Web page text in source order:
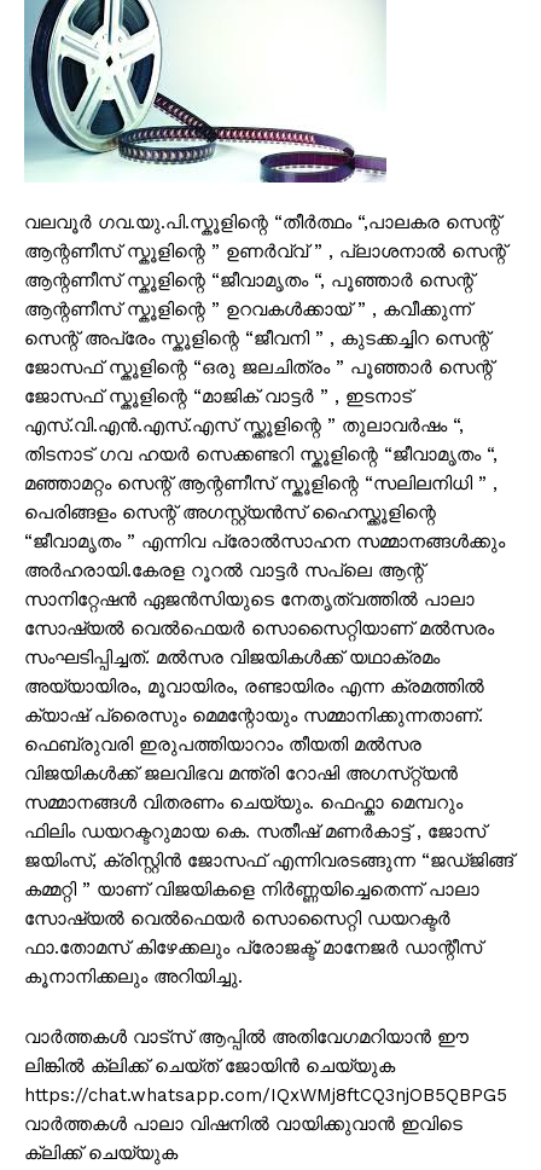
വലവൂർ ഗവ.യു.പി.സ്കൂളിന്റെ “തീർത്ഥം “,പാലകര സെന്റ്
ആന്റണീസ് സ്കൂളിന്റെ ” ഉണർവ്വ് ” , പ്ലാശനാൽ സെന്റ്
ആന്റണീസ് സ്കൂളിന്റെ “ജീവാമൃതം “, പൂഞ്ഞാർ സെന്റ്
ആന്റണീസ് സ്കൂളിന്റെ ” ഉറവകൾക്കായ് ” , കവീക്കുന്ന്
സെന്റ് അപ്രേം സ്കൂളിന്റെ “ജീവനി ” , കുടക്കച്ചിറ സെന്റ്
ജോസഫ് സ്കൂളിന്റെ “ഒരു ജലചിത്രം ” പൂഞ്ഞാർ സെന്റ്
ജോസഫ് സ്കൂളിന്റെ “മാജിക് വാട്ടർ ” , ഇടനാട്
എസ്.വി.എൻ.എസ്.എസ് സ്ക്കൂളിന്റെ ” തുലാവർഷം “,
തിടനാട് ഗവ ഹയർ സെക്കണ്ടറി സ്കൂളിന്റെ “ജീവാമൃതം “,
മഞ്ഞാമറ്റം സെന്റ് ആന്റണീസ് സ്കൂളിന്റെ “സലിലനിധി ” ,
പെരിങ്ങളം സെന്റ് അഗസ്റ്റ്യൻസ് ഹൈസ്ക്കൂളിന്റെ
“ജീവാമൃതം ” എന്നിവ പ്രോൽസാഹന സമ്മാനങ്ങൾക്കും
അർഹരായി.കേരള റൂറൽ വാട്ടർ സപ്ലെ ആന്റ്
സാനിറ്റേഷൻ ഏജൻസിയുടെ നേതൃത്വത്തിൽ പാലാ
സോഷ്യൽ വെൽഫെയർ സൊസൈറ്റിയാണ് മൽസരം
സംഘടിപ്പിച്ചത്. മൽസര വിജയികൾക്ക് യഥാക്രമം
അയ്യായിരം, മൂവായിരം, രണ്ടായിരം എന്ന ക്രമത്തിൽ
ക്യാഷ് പ്രൈസും മെമന്റോയും സമ്മാനിക്കുന്നതാണ്.
ഫെബ്രുവരി ഇരുപത്തിയാറാം തീയതി മൽസര
വിജയികൾക്ക് ജലവിഭവ മന്ത്രി റോഷി അഗസ്‌റ്റ്യൻ
സമ്മാനങ്ങൾ വിതരണം ചെയ്യും. ഫെഫ്കാ മെമ്പറും
ഫിലിം ഡയറക്ടറുമായ കെ. സതീഷ് മണർകാട്ട് , ജോസ്
ജയിംസ്, ക്രിസ്റ്റിൻ ജോസഫ് എന്നിവരടങ്ങുന്ന “ജഡ്ജിങ്ങ്
കമ്മറ്റി ” യാണ് വിജയികളെ നിർണ്ണയിച്ചെതെന്ന് പാലാ
സോഷ്യൽ വെൽഫെയർ സൊസൈറ്റി ഡയറക്ടർ
ഫാ.തോമസ് കിഴേക്കലും പ്രോജക്ട് മാനേജർ ഡാന്റീസ്
കൂനാനിക്കലും അറിയിച്ചു.
വാർത്തകൾ വാട്സ് ആപ്പിൽ അതിവേഗമറിയാൻ ഈ
ലിങ്കിൽ ക്ലിക്ക് ചെയ്ത് ജോയിൻ ചെയ്യുക
https://chat.whatsapp.com/IQxWMj8ftCQ3njOB5QBPG5
വാർത്തകൾ പാലാ വിഷനിൽ വായിക്കുവാൻ ഇവിടെ
ക്ലിക്ക് ചെയ്യുക